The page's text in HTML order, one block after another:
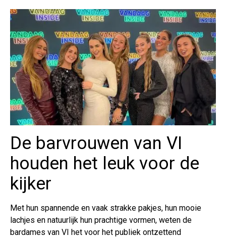
De barvrouwen van VI
houden het leuk voor de
kijker
Met hun spannende en vaak strakke pakjes, hun mooie
lachjes en natuurlijk hun prachtige vormen, weten de
bardames van VI het voor het publiek ontzettend